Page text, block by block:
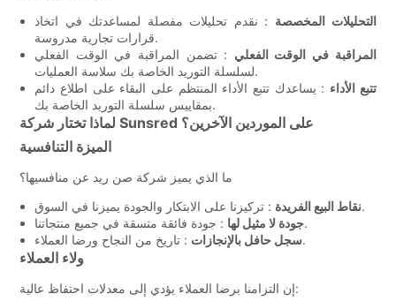
التحليلات المخصصة : نقدم تحليلات مفصلة لمساعدتك في اتخاذ
قرارات تجارية مدروسة.
المراقبة في الوقت الفعلي : تضمن المراقبة في الوقت الفعلي
لسلسلة التوريد الخاصة بك سلاسة العمليات.
تتبع الأداء : يساعدك تتبع الأداء المنتظم على البقاء على اطلاع دائم
بمقاييس سلسلة التوريد الخاصة بك.
لماذا تختار شركة Sunsred على الموردين الآخرين؟
الميزة التنافسية
ما الذي يميز شركة صن ريد عن منافسيها؟
نقاط البيع الفريدة: تركيزنا على الابتكار والجودة يميزنا في السوق.
جودة لا مثيل لها: جودة فائقة متسقة في جميع منتجاتنا.
سجل حافل بالإنجازات: تاريخ من النجاح ورضا العملاء.
ولاء العملاء
إن التزامنا برضا العملاء يؤدي إلى معدلات احتفاظ عالية: